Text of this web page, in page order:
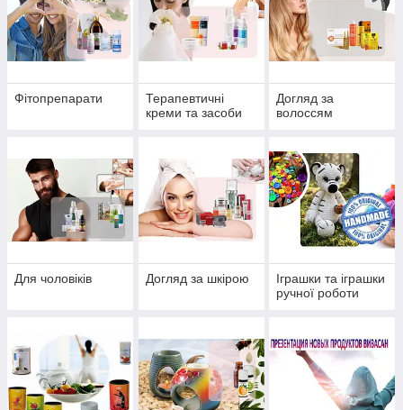
Фітопрепарати
Терапевтичні
креми та засоби
Догляд за
волоссям
Для чоловіків Догляд за шкірою
Іграшки та іграшки
ручної роботи